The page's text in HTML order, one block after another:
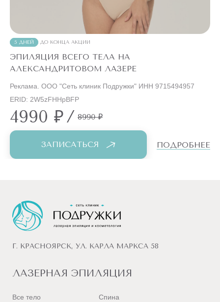
5 ДНЕЙ ДО КОНЦА АКЦИИ
ЭПИЛЯЦИЯ ВСЕГО ТЕЛА НА
АЛЕКСАНДРИТОВОМ ЛАЗЕРЕ
4990 ₽/ 8990 ₽
Реклама. ООО "Сеть клиник Подружки" ИНН 9715494957
ERID: 2W5zFHHpBFP
ЗАПИСАТЬСЯ ПОДРОБНЕЕ
Г. КРАСНОЯРСК, УЛ. КАРЛА МАРКСА 58
ЛАЗЕРНАЯ ЭПИЛЯЦИЯ
Все тело Спина